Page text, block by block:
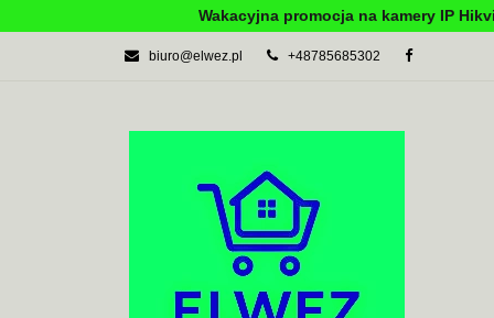
Wakacyjna promocja na kamery IP
biuro@elwez.pl +48785685302
AUTOMATYKA